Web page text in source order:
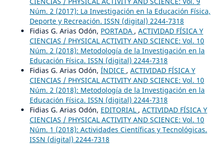
Núm. 2 (2017): La Investigación en la Educación Física,
Deporte y Recreación. ISSN (digital) 2244-7318
Fidias G. Arias Odón, PORTADA , ACTIVIDAD FÍSICA Y
CIENCIAS / PHYSICAL ACTIVITY AND SCIENCE: Vol. 10
Núm. 2 (2018): Metodología de la Investigación en la
Educación Física. ISSN (digital) 2244-7318
Fidias G. Arias Odón, ÍNDICE , ACTIVIDAD FÍSICA Y
CIENCIAS / PHYSICAL ACTIVITY AND SCIENCE: Vol. 10
Núm. 2 (2018): Metodología de la Investigación en la
Educación Física. ISSN (digital) 2244-7318
Fidias G. Arias Odón, EDITORIAL , ACTIVIDAD FÍSICA Y
CIENCIAS / PHYSICAL ACTIVITY AND SCIENCE: Vol. 10
Núm. 1 (2018): Actividades Científicas y Tecnológicas.
ISSN (digital) 2244-7318